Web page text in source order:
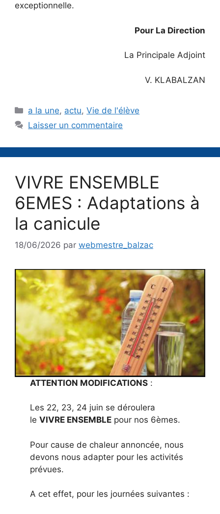
exceptionnelle.
Pour La Direction
La Principale Adjoint
V. KLABALZAN
Catégories
a la une, actu,Vie de l'élève
Laisser un commentaire
VIVRE ENSEMBLE
6EMES : Adaptations à
la canicule
18/06/2026 par webmestre_balzac
ATTENTION MODIFICATIONS :
Les 22, 23, 24 juin se déroulera
leVIVRE ENSEMBLE pour nos 6èmes.
Pour cause de chaleur annoncée, nous
devons nous adapter pour les activités
prévues.
A cet effet, pour les journées suivantes :